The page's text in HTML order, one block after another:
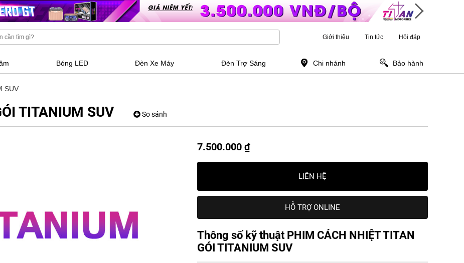
Giới thiệu Tin tức Hỏi đáp
Bóng LED Đèn Xe Máy Đèn Trợ Sáng Chi nhánh Bảo hành
SUV
TITANIUM SUV So sánh
7.500.000 ₫
LIÊN HỆ
HỖ TRỢ ONLINE
Thông số kỹ thuật PHIM CÁCH NHIỆT TITAN
GÓI TITANIUM SUV